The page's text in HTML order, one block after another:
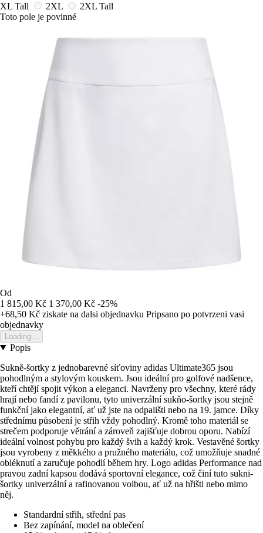
XL Tall
2XL
2XL Tall
Toto pole je povinné
Od
1 815,00 Kč 1 370,00 Kč -25%
+68,50 Kč ziskate na dalsi objednavku Pripsano po potvrzeni vasi
objednavky
Loading...
Popis
Sukně-šortky z jednobarevné síťoviny adidas Ultimate365 jsou
pohodlným a stylovým kouskem. Jsou ideální pro golfové nadšence,
kteří chtějí spojit výkon a eleganci. Navrženy pro všechny, které rády
hrají nebo fandí z pavilonu, tyto univerzální sukňo-šortky jsou stejně
funkční jako elegantní, ať už jste na odpališti nebo na 19. jamce. Díky
střednímu působení je střih vždy pohodlný. Kromě toho materiál se
strečem podporuje větrání a zároveň zajišťuje dobrou oporu. Nabízí
ideální volnost pohybu pro každý švih a každý krok. Vestavěné šortky
jsou vyrobeny z měkkého a pružného materiálu, což umožňuje snadné
obléknutí a zaručuje pohodlí během hry. Logo adidas Performance nad
pravou zadní kapsou dodává sportovní elegance, což činí tuto sukni-
šortky univerzální a rafinovanou volbou, ať už na hřišti nebo mimo
něj.
Standardní střih, střední pas
Bez zapínání, model na oblečení